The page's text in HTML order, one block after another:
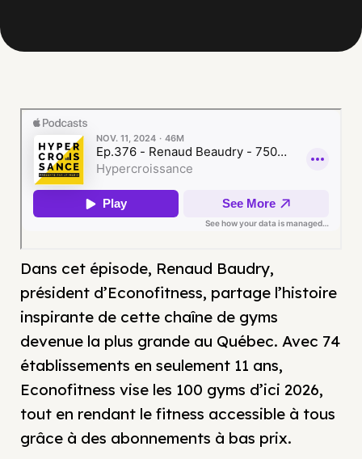
Dans cet épisode, Renaud Baudry,
président d’Econofitness, partage l’histoire
inspirante de cette chaîne de gyms
devenue la plus grande au Québec. Avec 74
établissements en seulement 11 ans,
Econofitness vise les 100 gyms d’ici 2026,
tout en rendant le fitness accessible à tous
grâce à des abonnements à bas prix.